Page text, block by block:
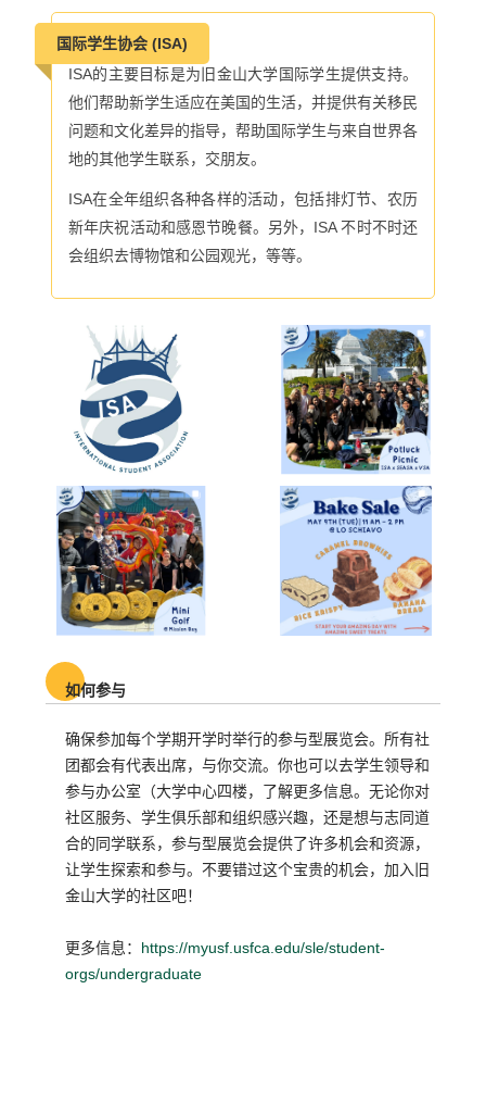
国际学生协会 (ISA)
ISA的主要目标是为旧金山大学国际学生提供支持。
他们帮助新学生适应在美国的生活，并提供有关移民
问题和文化差异的指导，帮助国际学生与来自世界各
地的其他学生联系，交朋友。
ISA在全年组织各种各样的活动，包括排灯节、农历
新年庆祝活动和感恩节晚餐。另外，ISA 不时不时还
会组织去博物馆和公园观光，等等。
如何参与
确保参加每个学期开学时举行的参与型展览会。所有社
团都会有代表出席，与你交流。你也可以去学生领导和
参与办公室（大学中心四楼，了解更多信息。无论你对
社区服务、学生俱乐部和组织感兴趣，还是想与志同道
合的同学联系，参与型展览会提供了许多机会和资源，
让学生探索和参与。不要错过这个宝贵的机会，加入旧
金山大学的社区吧！
更多信息： https://myusf.usfca.edu/sle/student-
orgs/undergraduate